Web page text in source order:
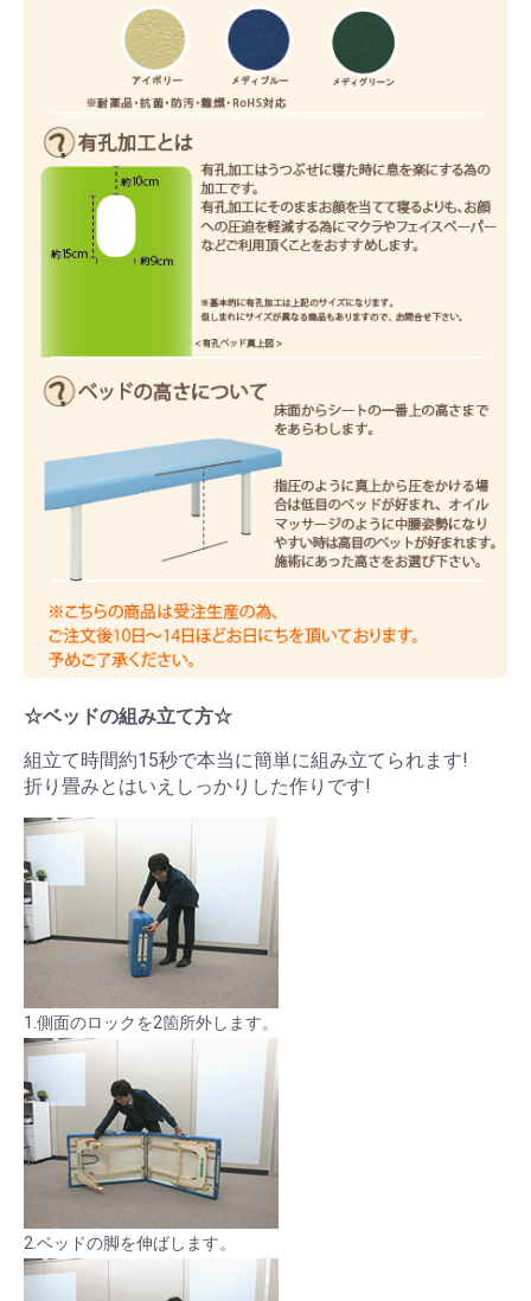
☆ベッドの組み立て方☆
組立て時間約15秒で本当に簡単に組み立てられます!
折り畳みとはいえしっかりした作りです!
1.側面のロックを2箇所外します。
2.ベッドの脚を伸ばします。